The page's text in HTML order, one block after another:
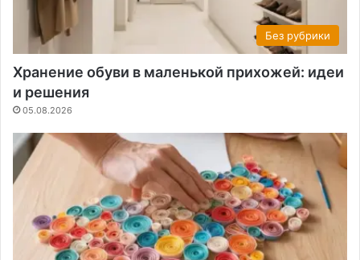
Без рубрики
Хранение обуви в маленькой прихожей: идеи
и решения
05.08.2026